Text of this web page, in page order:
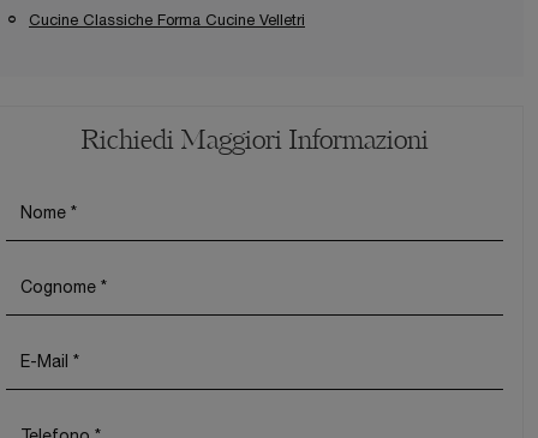
Cucine Classiche Forma Cucine Velletri
Richiedi Maggiori Informazioni